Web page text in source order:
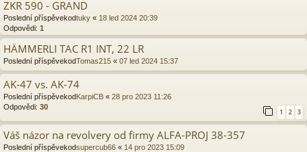
ZKR 590 - GRAND
Poslední příspěvekodtuky « 18 led 2024 20:39
Odpovědi: 1
HÄMMERLI TAC R1 INT, 22 LR
Poslední příspěvekodTomas215 « 07 led 2024 15:37
AK-47 vs. AK-74
Poslední příspěvekod KarpiCB « 28 pro 2023 11:26
Odpovědi: 30
1 2 3
Váš názor na revolvery od firmy ALFA-PROJ 38-357
Poslední příspěvekodsupercub66 « 14 pro 2023 15:09